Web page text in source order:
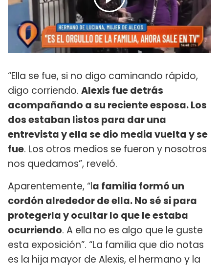
“Ella se fue, si no digo caminando rápido,
digo corriendo. Alexis fue detrás
acompañando a su reciente esposa. Los
dos estaban listos para dar una
entrevista y ella se dio media vuelta y se
fue. Los otros medios se fueron y nosotros
nos quedamos”, reveló.
Aparentemente, “la familia formó un
cordón alrededor de ella. No sé si para
protegerla y ocultar lo que le estaba
ocurriendo. A ella no es algo que le guste
esta exposición”. “La familia que dio notas
es la hija mayor de Alexis, el hermano y la